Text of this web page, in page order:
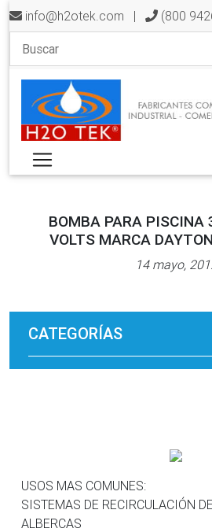
info@h2otek.com | (800
BOMBA PARA
VOLTS MARCA
14 mayo,
CATEGORÍAS
USOS MAS COMUNES:
SISTEMAS DE RECIRCULACIÓN
ALBERCAS